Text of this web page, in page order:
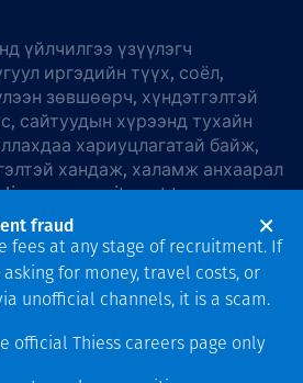
үйлчилгээ үзүүлэгч
иргэдийн түүх, соёл,
зөвшөөрч, хүндэтгэлтэй
сайтуудын хүрээнд тухайн
хариуцлагатай байж,
хандаж, халамж анхаарал
our commitment to
by theThiess Group
2026–2028.
fraud
fees at any stage of recruitment. If
for money, travel costs, or
unofficial channels, it is a scam.
official Thiess careers page only